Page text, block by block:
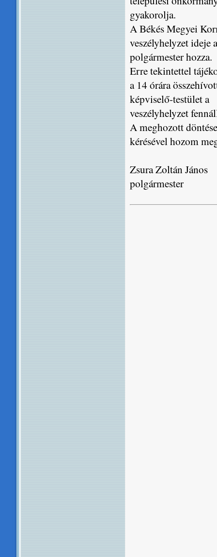
gyakorolja.
A Békés Megyei
veszélyhelyzet ideje
polgármester hozza.
Erre tekintettel
a 14 órára
képviselő-testület a
veszélyhelyzet
A meghozott
kérésével hozom
Zsura Zoltán János
polgármester